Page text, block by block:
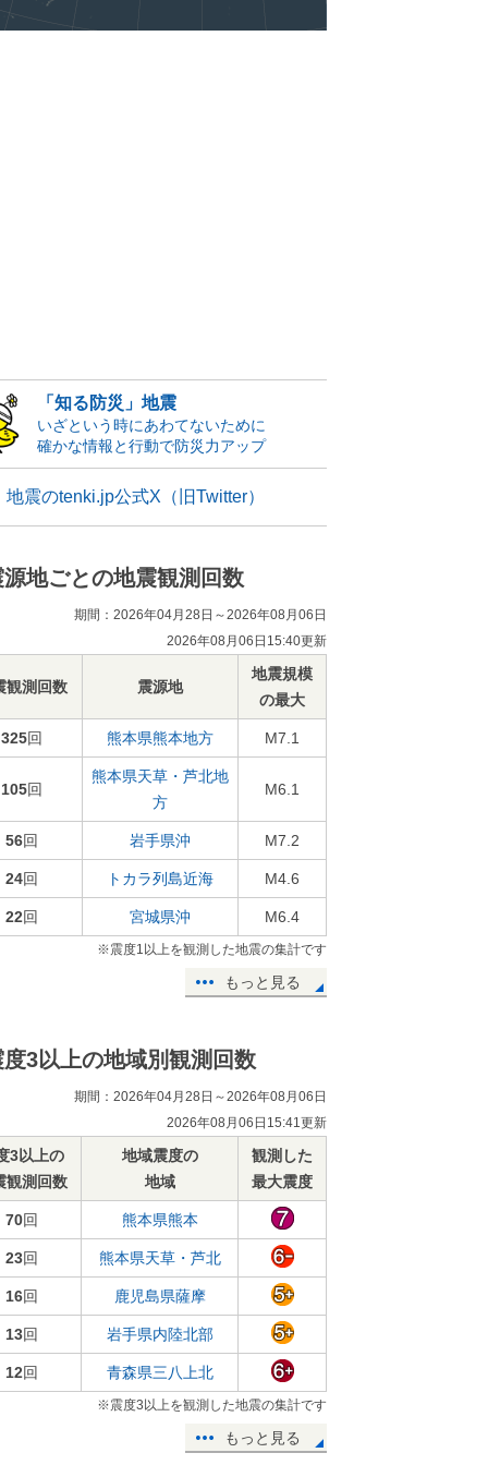
「知る防災」地震
いざという時にあわてないために
確かな情報と行動で防災力アップ
地震のtenki.jp公式X（旧Twitter）
源地ごとの地震観測回数
期間：2026年04月28日～2026年08月06日
2026年08月06日15:40更新
観測回数 震源地
地震規模
の最大
325回 熊本県熊本地方 M7.1
105回
熊本県天草・芦北地
方
M6.1
56回 岩手県沖 M7.2
24回 トカラ列島近海 M4.6
22回 宮城県沖 M6.4
※震度1以上を観測した地震の集計です
もっと見る
度3以上の地域別観測回数
期間：2026年04月28日～2026年08月06日
2026年08月06日15:41更新
3以上の
観測回数
地域震度の
地域
観測した
最大震度
70回 熊本県熊本
23回 熊本県天草・芦北
16回 鹿児島県薩摩
13回 岩手県内陸北部
12回 青森県三八上北
※震度3以上を観測した地震の集計です
もっと見る